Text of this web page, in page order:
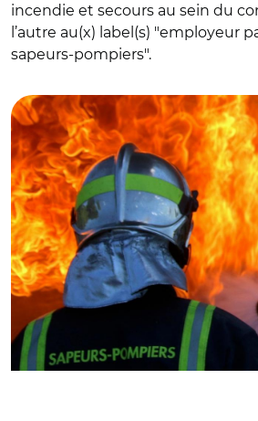
incendie et secours au sein du
l’autre au(x) label(s) "employeur
sapeurs-pompiers".